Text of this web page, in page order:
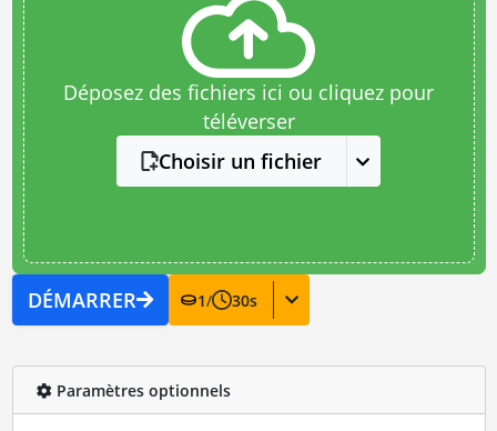
Déposez des fichiers ici ou cliquez pour
téléverser
Choisir un fichier
DÉMARRER 1/ 30s
Paramètres optionnels